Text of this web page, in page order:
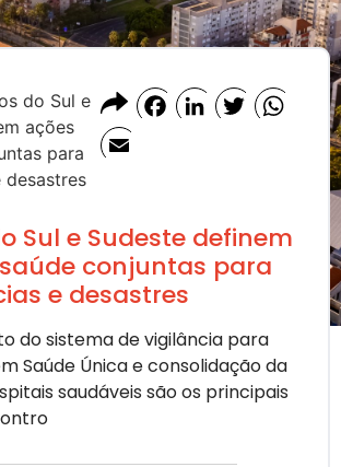
do Sul e
ações
para
desastres
FacebookLinkedInTwitter
Sul e Sudeste definem
conjuntas para
e desastres
do sistema de vigilância para
Saúde Única e consolidação da
saudáveis são os principais